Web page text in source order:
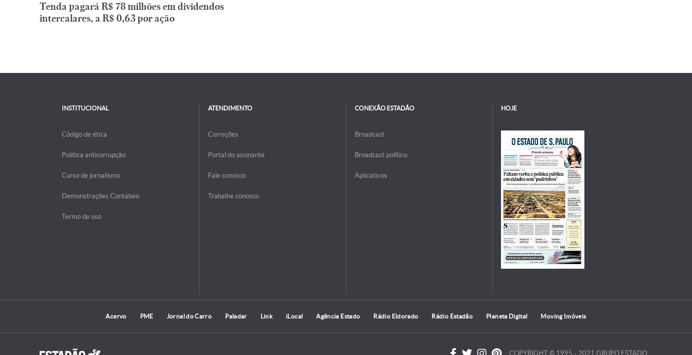
Tenda pagará R$ 78 milhões em dividendos
intercalares, a R$ 0,63 por ação
INSTITUCIONAL
Código de ética
Politica anticorrupção
Curso de jornalismo
Demonstrações Contábeis
Termo de uso
ATENDIMENTO
Correções
Portal do assinante
Fale conosco
Trabalhe conosco
CONEXÃO ESTADÃO
Broadcast
Broadcast político
Aplicativos
HOJE
Acervo PME Jornal do Carro Paladar Link iLocal Agência Estado Rádio Eldorado Rádio Estadão Planeta Digital Moving Imóveis
COPYRIGHT © 1995 - 2021 GRUPO ESTADO